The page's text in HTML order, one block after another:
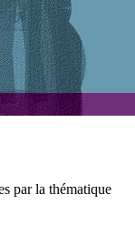
par la thématique